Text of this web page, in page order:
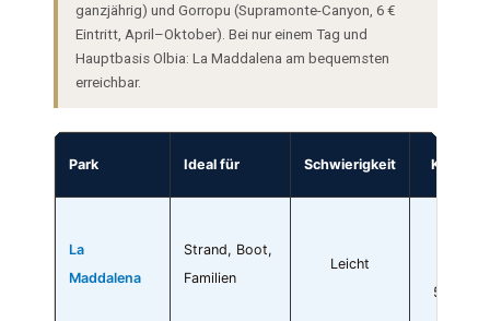
ganzjährig) und Gorropu (Supramonte-Canyon, 6 €
Eintritt, April–Oktober). Bei nur einem Tag und
Hauptbasis Olbia: La Maddalena am bequemsten
erreichbar.
Park Ideal für Schwierigkeit Kosten
La
Maddalena
Strand, Boot,
Familien
Leicht
5,50 €